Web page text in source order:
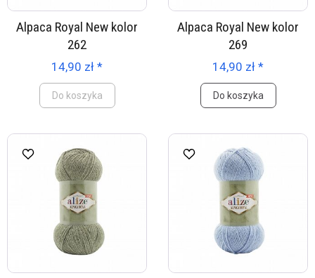
Alpaca Royal New kolor
262
14,90 zł *
Do koszyka
Alpaca Royal New kolor
269
14,90 zł *
Do koszyka